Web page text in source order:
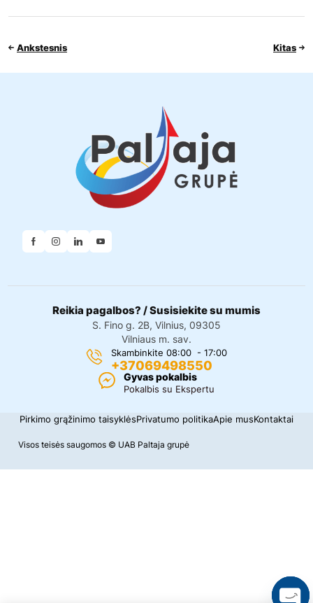
Ankstesnis Kitas
Reikia pagalbos? / Susisiekite su mumis
S. Fino g. 2B, Vilnius, 09305
Vilniaus m. sav.
Skambinkite 08:00 - 17:00
+37069498550
Gyvas pokalbis
Pokalbis su Ekspertu
Visos teisės saugomos © UAB Paltaja grupė
Pirkimo grąžinimo taisyklėsPrivatumo politikaApie musKontaktai